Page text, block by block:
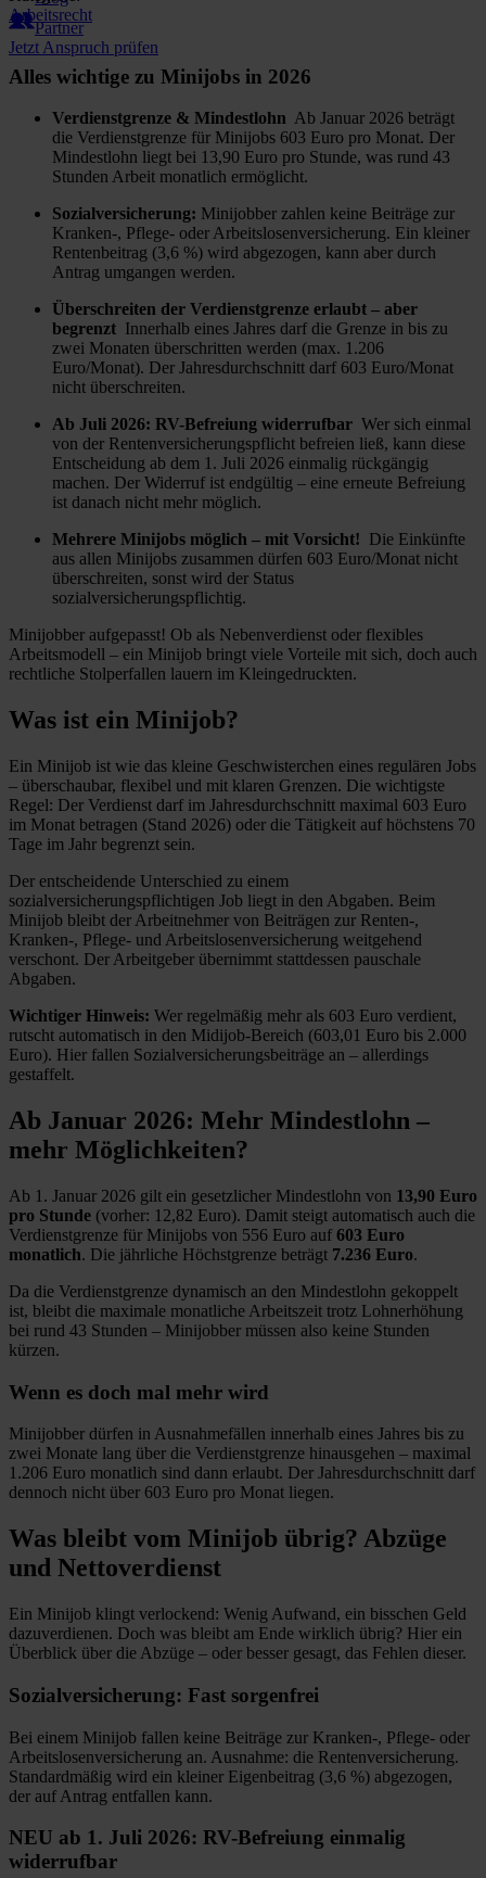
Partner
Jetzt Anspruch prüfen
Arbeitsrecht
Alles wichtige zu Minijobs in 2026
Verdienstgrenze & Mindestlohn Ab Januar 2026 beträgt
die Verdienstgrenze für Minijobs 603 Euro pro Monat. Der
Mindestlohn liegt bei 13,90 Euro pro Stunde, was rund 43
Stunden Arbeit monatlich ermöglicht.
Sozialversicherung: Minijobber zahlen keine Beiträge zur
Kranken-, Pflege- oder Arbeitslosenversicherung. Ein kleiner
Rentenbeitrag (3,6 %) wird abgezogen, kann aber durch
Antrag umgangen werden.
Überschreiten der Verdienstgrenze erlaubt – aber
begrenzt Innerhalb eines Jahres darf die Grenze in bis zu
zwei Monaten überschritten werden (max. 1.206
Euro/Monat). Der Jahresdurchschnitt darf 603 Euro/Monat
nicht überschreiten.
Ab Juli 2026: RV-Befreiung widerrufbar Wer sich einmal
von der Rentenversicherungspflicht befreien ließ, kann diese
Entscheidung ab dem 1. Juli 2026 einmalig rückgängig
machen. Der Widerruf ist endgültig – eine erneute Befreiung
ist danach nicht mehr möglich.
Mehrere Minijobs möglich – mit Vorsicht! Die Einkünfte
aus allen Minijobs zusammen dürfen 603 Euro/Monat nicht
überschreiten, sonst wird der Status
sozialversicherungspflichtig.
Minijobber aufgepasst! Ob als Nebenverdienst oder flexibles
Arbeitsmodell – ein Minijob bringt viele Vorteile mit sich, doch auch
rechtliche Stolperfallen lauern im Kleingedruckten.
Was ist ein Minijob?
Ein Minijob ist wie das kleine Geschwisterchen eines regulären Jobs
– überschaubar, flexibel und mit klaren Grenzen. Die wichtigste
Regel: Der Verdienst darf im Jahresdurchschnitt maximal 603 Euro
im Monat betragen (Stand 2026) oder die Tätigkeit auf höchstens 70
Tage im Jahr begrenzt sein.
Der entscheidende Unterschied zu einem
sozialversicherungspflichtigen Job liegt in den Abgaben. Beim
Minijob bleibt der Arbeitnehmer von Beiträgen zur Renten-,
Kranken-, Pflege- und Arbeitslosenversicherung weitgehend
verschont. Der Arbeitgeber übernimmt stattdessen pauschale
Abgaben.
Wichtiger Hinweis: Wer regelmäßig mehr als 603 Euro verdient,
rutscht automatisch in den Midijob-Bereich (603,01 Euro bis 2.000
Euro). Hier fallen Sozialversicherungsbeiträge an – allerdings
gestaffelt.
Ab Januar 2026: Mehr Mindestlohn –
mehr Möglichkeiten?
Ab 1. Januar 2026 gilt ein gesetzlicher Mindestlohn von 13,90 Euro
pro Stunde (vorher: 12,82 Euro). Damit steigt automatisch auch die
Verdienstgrenze für Minijobs von 556 Euro auf 603 Euro
monatlich. Die jährliche Höchstgrenze beträgt 7.236 Euro.
Da die Verdienstgrenze dynamisch an den Mindestlohn gekoppelt
ist, bleibt die maximale monatliche Arbeitszeit trotz Lohnerhöhung
bei rund 43 Stunden – Minijobber müssen also keine Stunden
kürzen.
Wenn es doch mal mehr wird
Minijobber dürfen in Ausnahmefällen innerhalb eines Jahres bis zu
zwei Monate lang über die Verdienstgrenze hinausgehen – maximal
1.206 Euro monatlich sind dann erlaubt. Der Jahresdurchschnitt darf
dennoch nicht über 603 Euro pro Monat liegen.
Was bleibt vom Minijob übrig? Abzüge
und Nettoverdienst
Ein Minijob klingt verlockend: Wenig Aufwand, ein bisschen Geld
dazuverdienen. Doch was bleibt am Ende wirklich übrig? Hier ein
Überblick über die Abzüge – oder besser gesagt, das Fehlen dieser.
Sozialversicherung: Fast sorgenfrei
Bei einem Minijob fallen keine Beiträge zur Kranken-, Pflege- oder
Arbeitslosenversicherung an. Ausnahme: die Rentenversicherung.
Standardmäßig wird ein kleiner Eigenbeitrag (3,6 %) abgezogen,
der auf Antrag entfallen kann.
NEU ab 1. Juli 2026: RV-Befreiung einmalig
widerrufbar